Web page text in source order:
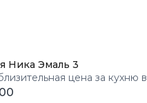
Ника Эмаль 3
цена за кухню в